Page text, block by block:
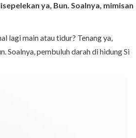
ya, Bun. Soalnya, mimisan
lagi main atau tidur? Tenang ya,
Soalnya, pembuluh darah di hidung Si